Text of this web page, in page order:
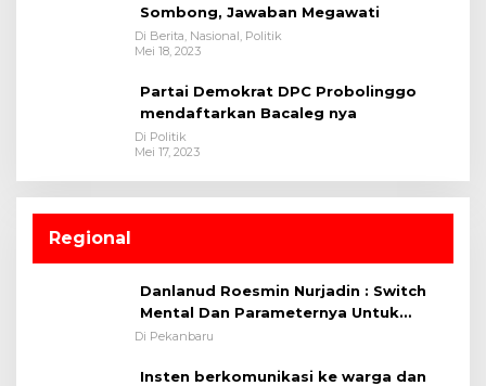
Sombong, Jawaban Megawati
Di Berita, Nasional, Politik
Mei 18, 2023
Partai Demokrat DPC Probolinggo
mendaftarkan Bacaleg nya
Di Politik
Mei 17, 2023
Regional
Danlanud Roesmin Nurjadin : Switch
Mental Dan Parameternya Untuk
Melaksanakan ✈
Di Pekanbaru
Insten berkomunikasi ke warga dan